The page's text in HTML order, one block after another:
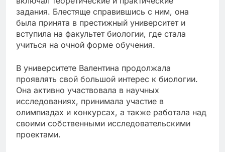
задания. Блестяще справившись с ним, она
была принята в престижный университет и
вступила на факультет биологии, где стала
учиться на очной форме обучения.
В университете Валентина продолжала
проявлять свой большой интерес к биологии.
Она активно участвовала в научных
исследованиях, принимала участие в
олимпиадах и конкурсах, а также работала над
своими собственными исследовательскими
проектами.